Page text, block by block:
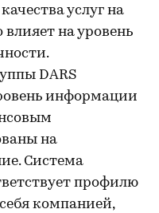
услуг на
влияет на уровень
DARS
информации
на
Система
профилю
компанией,